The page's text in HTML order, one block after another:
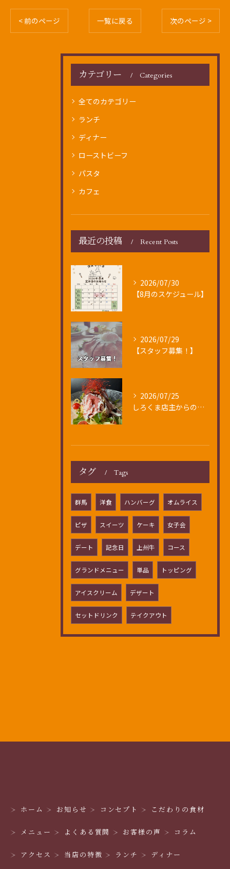
< 前のページ 一覧に戻る 次のページ >
カテゴリー Categories
全てのカテゴリー
ランチ
ディナー
ローストビーフ
パスタ
カフェ
最近の投稿 Recent Posts
2026/07/30
【8月のスケジュール】
2026/07/29
【スタッフ募集！】
2026/07/25
しろくま店主からのお知らせ🐻‍❄️
タグ Tags
群馬 洋食 ハンバーグ オムライス
ピザ スイーツ ケーキ 女子会
デート 記念日 上州牛 コース
グランドメニュー 単品 トッピング
アイスクリーム デザート
セットドリンク テイクアウト
ホーム お知らせ コンセプト こだわりの食材
メニュー よくある質問 お客様の声 コラム
アクセス 当店の特徴 ランチ ディナー